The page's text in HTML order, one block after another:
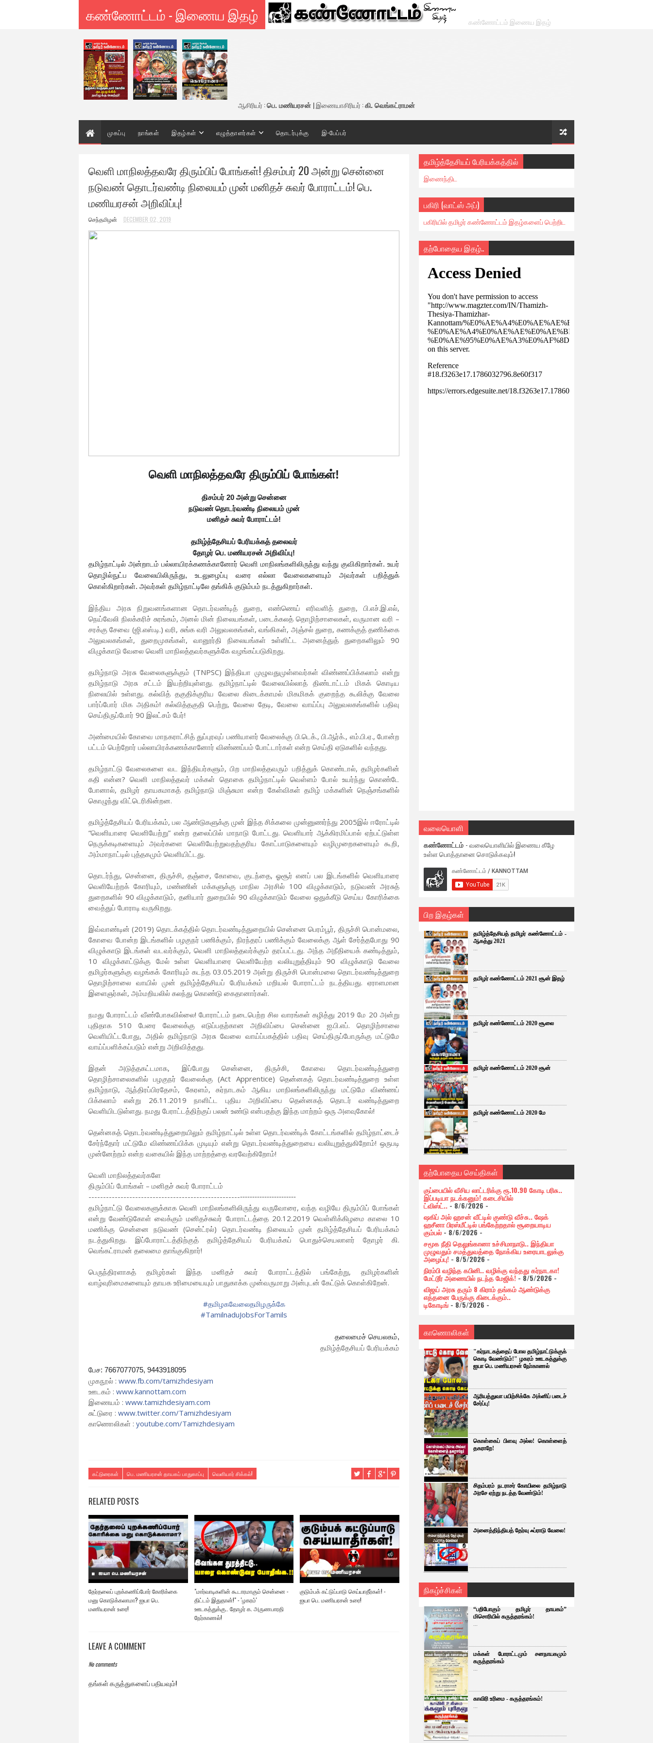
கண்ணோட்டம் - இணைய இதழ் கண்ணோட்டம் இணைய இதழ்
ஆசிரியர் :பெ. மணியரசன் | இணையாசிரியர் :கி. வெங்கட்ராமன்
முகப்பு நாங்கள் இதழ்கள் எழுத்தாளர்கள் தொடர்புக்கு இ-பேப்பர்
வெளி மாநிலத்தவரே திரும்பிப் போங்கள்! திசம்பர் 20 அன்று சென்னை
நடுவண் தொடர்வண்டி நிலையம் முன் மனிதச் சுவர் போராட்டம்! பெ.
மணியரசன் அறிவிப்பு!
செந்தமிழன் DECEMBER 02, 2019
வெளி மாநிலத்தவரே திரும்பிப் போங்கள்!
திசம்பர் 20 அன்று சென்னை
நடுவண் தொடர்வண்டி நிலையம் முன்
மனிதச் சுவர் போராட்டம்!
தமிழ்த்தேசியப் பேரியக்கத் தலைவர்
தோழர் பெ. மணியரசன் அறிவிப்பு!
தமிழ்நாட்டில் அன்றாடம் பல்லாயிரக்கணக்கானோர் வெளி மாநிலங்களிலிருந்து வந்து குவிகிறார்கள். உயர்
தொழில்நுட்ப வேலையிலிருந்து, உடலுழைப்பு வரை எல்லா வேலைகளையும் அவர்கள் பறித்துக்
கொள்கிறார்கள். அவர்கள் தமிழ்நாட்டிலே தங்கிக் குடும்பம் நடத்துகிறார்கள்.
இந்திய அரசு நிறுவனங்களான தொடர்வண்டித் துறை, எண்ணெய் எரிவளித் துறை, பி.எச்.இ.எல்,
நெய்வேலி நிலக்கரிச் சுரங்கம், அனல் மின் நிலையங்கள், படைக்கலத் தொழிற்சாலைகள், வருமான வரி –
சரக்கு சேவை (ஜி.எஸ்.டி.) வரி, சுங்க வரி அலுவலகங்கள், வங்கிகள், அஞ்சல் துறை, கணக்குத் தணிக்கை
அலுவலகங்கள், துறைமுகங்கள், வானூர்தி நிலையங்கள் உள்ளிட்ட அனைத்துத் துறைகளிலும் 90
விழுக்காடு வேலை வெளி மாநிலத்தவர்களுக்கே வழங்கப்படுகிறது.
தமிழ்நாடு அரசு வேலைகளுக்கும் (TNPSC) இந்தியா முழுவதுமுள்ளவர்கள் விண்ணப்பிக்கலாம் என்று
தமிழ்நாடு அரசு சட்டம் இயற்றியுள்ளது. தமிழ்நாட்டில் வேலையில்லாத் திண்டாட்டம் மிகக் கொடிய
நிலையில் உள்ளது. கல்வித் தகுதிக்குரிய வேலை கிடைக்காமல் மிகமிகக் குறைந்த கூலிக்கு வேலை
பார்ப்போர் மிக அதிகம்! கல்வித்தகுதி பெற்று, வேலை தேடி, வேலை வாய்ப்பு அலுவலகங்களில் பதிவு
செய்திருப்போர் 90 இலட்சம் பேர்!
அண்மையில் கோவை மாநகராட்சித் துப்புரவுப் பணியாளர் வேலைக்கு பி.டெக்., பி.ஆர்க்., எம்.பி.ஏ., போன்ற
பட்டம் பெற்றோர் பல்லாயிரக்கணக்கானோர் விண்ணப்பம் போட்டார்கள் என்ற செய்தி ஏடுகளில் வந்தது.
தமிழ்நாட்டு வேலைகளை வட இந்தியர்களும், பிற மாநிலத்தவரும் பறித்துக் கொண்டால், தமிழர்களின்
கதி என்ன? வெளி மாநிலத்தவர் மக்கள் தொகை தமிழ்நாட்டில் வெள்ளம் போல் உயர்ந்து கொண்டே
போனால், தமிழர் தாயகமாகத் தமிழ்நாடு மிஞ்சுமா என்ற கேள்விகள் தமிழ் மக்களின் நெஞ்சங்களில்
கொழுந்து விட்டெரிகின்றன.
தமிழ்த்தேசியப் பேரியக்கம், பல ஆண்டுகளுக்கு முன் இந்த சிக்கலை முன்னுணர்ந்து 2005இல் ஈரோட்டில்
“வெளியாரை வெளியேற்று” என்ற தலைப்பில் மாநாடு போட்டது. வெளியார் ஆக்கிரமிப்பால் ஏற்பட்டுள்ள
நெருக்கடிகளையும் அவர்களை வெளியேற்றுவதற்குரிய கோட்பாடுகளையும் வழிமுறைகளையும் கூறி,
அம்மாநாட்டில் புத்தகமும் வெளியிட்டது.
தொடர்ந்து, சென்னை, திருச்சி, தஞ்சை, கோவை, குடந்தை, ஓசூர் எனப் பல இடங்களில் வெளியாரை
வெளியேற்றக் கோரியும், மண்ணின் மக்களுக்கு மாநில அரசில் 100 விழுக்காடும், நடுவண் அரசுத்
துறைகளில் 90 விழுக்காடும், தனியார் துறையில் 90 விழுக்காடும் வேலை ஒதுக்கீடு செய்ய கோரிக்கை
வைத்துப் போராடி வருகிறது.
இவ்வாண்டின் (2019) தொடக்கத்தில் தொடர்வண்டித்துறையில் சென்னை பெரம்பூர், திருச்சி பொன்மலை,
கோவை போன்ற இடங்களில் பழகுநர் பணிக்கும், நிரந்தரப் பணிக்கும் வேலைக்கு ஆள் சேர்த்தபோது 90
விழுக்காடு இடங்கள் வடவர்க்கும், வெளி மாநிலத்தவர்க்கும் தரப்பட்டது. அந்த அநீதியைக் கண்டித்தும்,
10 விழுக்காட்டுக்கு மேல் உள்ள வெளியாரை வெளியேற்ற வலியுறுத்தியும் 90 விழுக்காடு வேலை
தமிழர்களுக்கு வழங்கக் கோரியும் கடந்த 03.05.2019 அன்று திருச்சி பொன்மலை தொடர்வண்டித்துறை
தொழிற்சாலை வாயில் முன் தமிழ்த்தேசியப் பேரியக்கம் மறியல் போராட்டம் நடத்தியது. ஏராளமான
இளைஞர்கள், அம்மறியலில் கலந்து கொண்டு கைதானார்கள்.
நமது போராட்டம் வீண்போகவில்லை! போராட்டம் நடைபெற்ற சில வாரங்கள் கழித்து 2019 மே 20 அன்று
புதிதாக 510 பேரை வேலைக்கு எடுப்பதற்கான அறிவிப்பை சென்னை ஐ.பி.எப். தொழிற்சாலை
வெளியிட்டபோது, அதில் தமிழ்நாடு அரசு வேலை வாய்ப்பகத்தில் பதிவு செய்திருப்போருக்கு மட்டுமே
வாய்ப்பளிக்கப்படும் என்று அறிவித்தது.
இதன் அடுத்தகட்டமாக, இப்போது சென்னை, திருச்சி, கோவை தொடர்வண்டித்துறை
தொழிற்சாலைகளில் பழகுநர் வேலைக்கு (Act Apprentice) தென்னகத் தொடர்வண்டித்துறை உள்ள
தமிழ்நாடு, ஆந்திரப்பிரதேசம், கேரளம், கர்நாடகம் ஆகிய மாநிலங்களிலிருந்து மட்டுமே விண்ணப்
பிக்கலாம் என்று 26.11.2019 நாளிட்ட புதிய அறிவிப்பை தென்னகத் தொடர் வண்டித்துறை
வெளியிடடுள்ளது. நமது பேராட்டத்திற்குப் பலன் உண்டு என்பதற்கு இந்த மாற்றம் ஒரு அளவுகோல்!
தென்னகத் தொடர்வண்டித்துறையிலும் தமிழ்நாட்டில் உள்ள தொடர்வண்டிக் கோட்டங்களில் தமிழ்நாட்டைச்
சேர்ந்தோர் மட்டுமே விண்ணப்பிக்க முடியும் என்று தொடர்வண்டித்துறையை வலியுறுத்துகிறோம்! ஒருபடி
முன்னேற்றம் என்ற வகையில் இந்த மாற்றத்தை வரவேற்கிறோம்!
வெளி மாநிலத்தவர்களே
திரும்பிப் போங்கள் – மனிதச் சுவர் போராட்டம்
---------------------------------------------------------------------------
தமிழ்நாட்டு வேலைகளுக்காக வெளி மாநிலங்களிலிருந்து வருவோரை, வந்த வழியே திரும்பிப் போங்கள்
என்று வேண்டுகோள் வைக்கும் மனிதச்சுவர் போராட்டத்தை 20.12.2019 வெள்ளிக்கிழமை காலை 10
மணிக்கு சென்னை நடுவண் (சென்ட்ரல்) தொடர்வண்டி நிலையம் முன் தமிழ்த்தேசியப் பேரியக்கம்
நடத்துகிறது. இப்போராட்டத்திற்குத் தமிழ்த்தேசியப் பேரியக்கப் பொதுச்செயலாளர் தோழர் கி.
வெங்கட்ராமன் தலைமை தாங்குகிறார்!
பெருந்திரளாகத் தமிழர்கள் இந்த மனிதச் சுவர் போராட்டத்தில் பங்கேற்று, தமிழர்களின்
வாழ்வுரிமைகளையும் தாயக உரிமையையும் பாதுகாக்க முன்வருமாறு அன்புடன் கேட்டுக் கொள்கிறேன்.
#தமிழகவேலைதமிழருக்கே
#TamilnaduJobsForTamils
தலைமைச் செயலகம்,
தமிழ்த்தேசியப் பேரியக்கம்
பேச: 7667077075, 9443918095
முகநூல் : www.fb.com/tamizhdesiyam
ஊடகம் : www.kannottam.com
இணையம் : www.tamizhdesiyam.com
சுட்டுரை : www.twitter.com/Tamizhdesiyam
காணொலிகள் : youtube.com/Tamizhdesiyam
கட்டுரைகள் பெ. மணியரசன் தாயகப் பாதுகாப்பு வெளியார் சிக்கல்!
RELATED POSTS
தேர்தலைப் புறக்கணிப்போர் கோரிக்கை
மனு கொடுக்கலாமா? ஐயா பெ.
மணியரசன் உரை!
"மார்வாடிகளின் கூடாரமாகும் சென்னை -
திட்டம் இதுதான்!" - 'ழகரம்'
ஊடகத்துக்கு.. தோழர் க. அருணபாரதி
நேர்காணல்!
குடும்பக் கட்டுப்பாடு செய்யாதீர்கள்! -
ஐயா பெ. மணியரசன் உரை!
LEAVE A COMMENT
No comments
தங்கள் கருத்துகளைப் பதியவும்!
தமிழ்த்தேசியப் பேரியக்கத்தில்
இணைந்திட
பகிரி (வாட்ஸ் அப்)
பகிரியில் தமிழர் கண்ணோட்டம் இதழ்களைப் பெற்றிட
தற்போதைய இதழ்..
வலையொளி
கண்ணோட்டம் - வலையொளியில் இணைய கீழே
உள்ள பொத்தானை சொடுக்கவும்!
பிற இதழ்கள்
தமிழ்த்தேசியத் தமிழர் கண்ணோட்டம் -
ஆகத்து 2021
...
தமிழர் கண்ணோட்டம் 2021 சூன் இதழ்
...
தமிழர் கண்ணோட்டம் 2020 சூலை
...
தமிழர் கண்ணோட்டம் 2020 சூன்
...
தமிழர் கண்ணோட்டம் 2020 மே
...
தற்போதைய செய்திகள்
குப்பையில் வீசிய லாட்டரிக்கு ரூ.10.90 கோடி பரிசு..
இப்படியா நடக்கனும்! கடைசியில்
ட்விஸ்ட்.. - 8/6/2026 -
ஷகிப் அல் ஹசன் வீட்டில் குண்டு வீச்சு.. ஷேக்
ஹசீனா பிரஸ்மீட்டில் பங்கேற்றதால் சூறையாடிய
கும்பல் - 8/6/2026 -
சமூக நீதி தெலுங்கானா உச்சிமாநாடு.. இந்தியா
முழுவதும் சமத்துவத்தை நோக்கிய உரையாடலுக்கு
அழைப்பு! - 8/5/2026 -
நிரம்பி வழிந்த கபினி.. வழிக்கு வந்தது கர்நாடகா!
மேட்டூர் அணையில் நடந்த மேஜிக்!- 8/5/2026 -
விஜய் அரசு தரும் 8 கிராம் தங்கம் ஆண்டுக்கு
எத்தனை பேருக்கு கிடைக்கும்..
டிகோடிங் - 8/5/2026 -
காணொலிகள்
"கர்நாடகத்தைப் போல தமிழ்நாட்டுக்குக்
கொடி வேண்டும்!" ழகரம் ஊடகத்துக்கு
ஐயா பெ. மணியரசன் நோ்காணல்
ஆரியத்துவா பயிற்சிக்கே அக்னிப் படைச்
சேர்ப்பு!
கொள்கைப் பிளவு அல்ல! கொள்ளைத்
தகராறே!
சிதம்பரம் நடராசர் கோயிலை தமிழ்நாடு
அரசே ஏற்று நடத்த வேண்டும்!
அனைத்திந்தியத் தேர்வு ஃப்ராடு வேலை!
நிகழ்ச்சிகள்
“பறிபோகும் தமிழர் தாயகம்”
மிசொரியில் கருத்தரங்கம்!
...
மக்கள் போராட்டமும் சனநாயகமும்
கருத்தரங்கம்
...
காவிரி உரிமை - கருத்தரங்கம்!
...